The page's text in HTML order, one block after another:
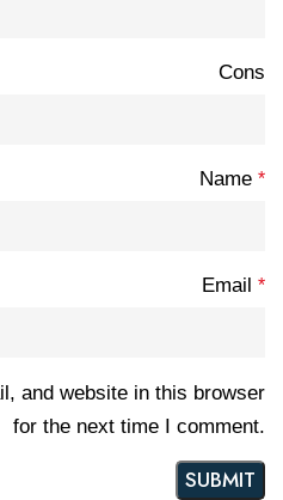
Cons
Name *
Email *
and website in this browser
for the next time I comment.